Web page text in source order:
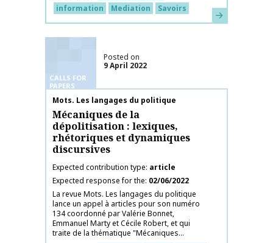
information
Mediation Savoirs Learn more
CALLS FOR
PAPERS
Posted on
9 April 2022
Publication name
Mots. Les langages du politique
Mécaniques de la
dépolitisation : lexiques,
rhétoriques et dynamiques
discursives
Expected contribution type article
Expected response for the 02/06/2022
La revue Mots. Les langages du politique
lance un appel à articles pour son numéro
134 coordonné par Valérie Bonnet,
Emmanuel Marty et Cécile Robert, et qui
traite de la thématique "Mécaniques...